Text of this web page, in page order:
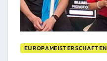
EUROPAMEISTERSCHAFTEN